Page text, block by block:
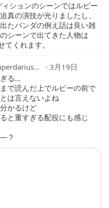
ションのシーンではルビー
真の演技が光りましたし、
たパンダの例え話は良い雑
シーンで出てきた人物は
てくれます。
3月19日
る…
で読んだ上でルビーの前で
は言えないよね
かるけど
と重すぎる配役にも感じ
？